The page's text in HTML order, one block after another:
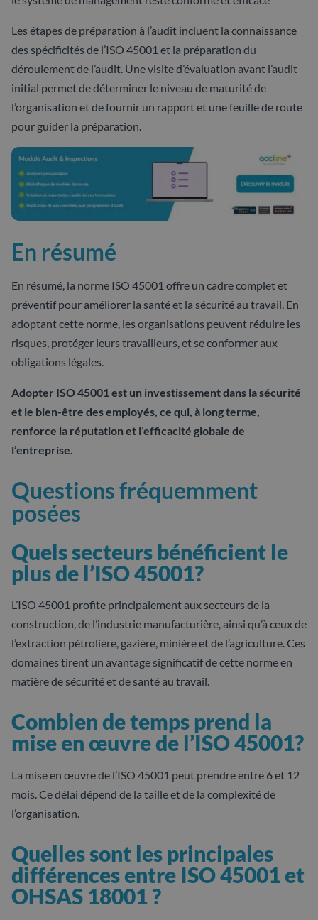
Les étapes de préparation à l’audit incluent la connaissance
des spécificités de l’ISO 45001 et la préparation du
déroulement de l’audit. Une visite d’évaluation avant l’audit
initial permet de déterminer le niveau de maturité de
l’organisation et de fournir un rapport et une feuille de route
pour guider la préparation.
En résumé
En résumé, la norme ISO 45001 offre un cadre complet et
préventif pour améliorer la santé et la sécurité au travail. En
adoptant cette norme, les organisations peuvent réduire les
risques, protéger leurs travailleurs, et se conformer aux
obligations légales.
Adopter ISO 45001 est un investissement dans la sécurité
et le bien-être des employés, ce qui, à long terme,
renforce la réputation et l’efficacité globale de
l’entreprise.
Questions fréquemment
posées
Quels secteurs bénéficient le
plus de l’ISO 45001?
L’ISO 45001 profite principalement aux secteurs de la
construction, de l’industrie manufacturière, ainsi qu’à ceux de
l’extraction pétrolière, gazière, minière et de l’agriculture. Ces
domaines tirent un avantage significatif de cette norme en
matière de sécurité et de santé au travail.
Combien de temps prend la
mise en œuvre de l’ISO 45001?
La mise en œuvre de l’ISO 45001 peut prendre entre 6 et 12
mois. Ce délai dépend de la taille et de la complexité de
l’organisation.
Quelles sont les principales
différences entre ISO 45001 et
OHSAS 18001 ?